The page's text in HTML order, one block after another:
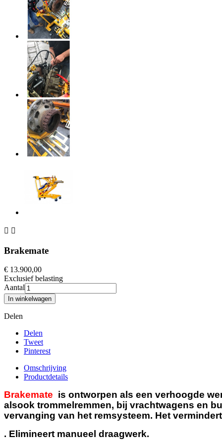
 
Brakemate
€ 13.900,00
Exclusief belasting
Aantal
In winkelwagen
Delen
Delen
Tweet
Pinterest
Omschrijving
Productdetails
Brakemate is ontworpen als een verhoogde
alsook trommelremmen, bij vrachtwagens en
vervanging van het remsysteem. Het
. Elimineert manueel draagwerk.